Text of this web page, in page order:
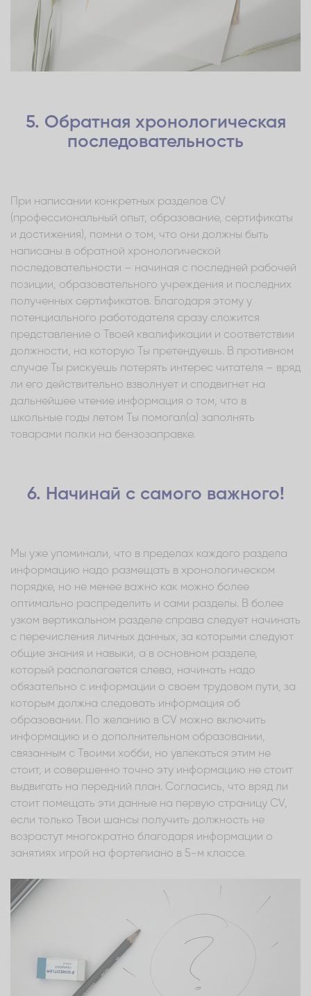
5. Обратная хронологическая
последовательность
При написании конкретных разделов CV
(профессиональный опыт, образование, сертификаты
и достижения), помни о том, что они должны быть
написаны в обратной хронологической
последовательности – начиная с последней рабочей
позиции, образовательного учреждения и последних
полученных сертификатов. Благодаря этому у
потенциального работодателя сразу сложится
представление о Твоей квалификации и соответствии
должности, на которую Ты претендуешь. В противном
случае Ты рискуешь потерять интерес читателя – вряд
ли его действительно взволнует и сподвигнет на
дальнейшее чтение информация о том, что в
школьные годы летом Ты помогал(а) заполнять
товарами полки на бензозаправке.
6. Начинай с самого важного!
Мы уже упоминали, что в пределах каждого раздела
информацию надо размещать в хронологическом
порядке, но не менее важно как можно более
оптимально распределить и сами разделы. В более
узком вертикальном разделе справа следует начинать
с перечисления личных данных, за которыми следуют
общие знания и навыки, а в основном разделе,
который располагается слева, начинать надо
обязательно с информации о своем трудовом пути, за
которым должна следовать информация об
образовании. По желанию в CV можно включить
информацию и о дополнительном образовании,
связанным с Твоими хобби, но увлекаться этим не
стоит, и совершенно точно эту информацию не стоит
выдвигать на передний план. Согласись, что вряд ли
стоит помещать эти данные на первую страницу CV,
если только Твои шансы получить должность не
возрастут многократно благодаря информации о
занятиях игрой на фортепиано в 5-м классе.